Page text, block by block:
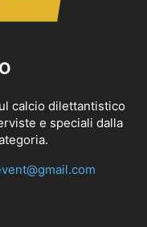
calcio dilettantistico
e speciali dalla